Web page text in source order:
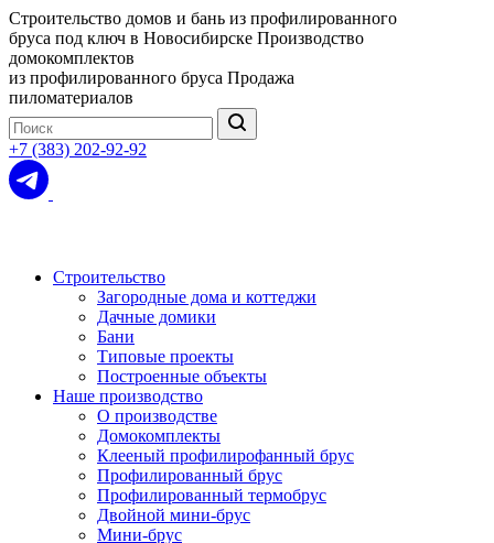
Строительство домов и бань из профилированного
бруса под ключ в Новосибирске Производство
домокомплектов
из профилированного бруса Продажа
пиломатериалов
+7 (383) 202-92-92
Строительство
Загородные дома и коттеджи
Дачные домики
Бани
Типовые проекты
Построенные объекты
Наше производство
О производстве
Домокомплекты
Клееный профилирофанный брус
Профилированный брус
Профилированный термобрус
Двойной мини-брус
Мини-брус